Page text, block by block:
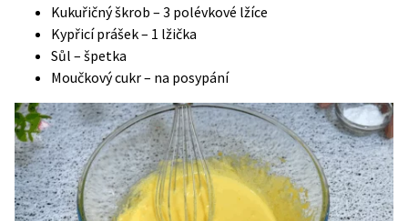
Kukuřičný škrob – 3 polévkové lžíce
Kypřicí prášek – 1 lžička
Sůl – špetka
Moučkový cukr – na posypání